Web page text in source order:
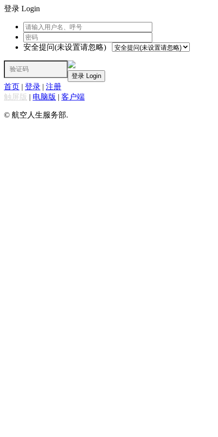
登录 Login
安全提问(未设置请忽略)
登录 Login
首页 | 登录 | 注册
触屏版 | 电脑版 | 客户端
© 航空人生服务部.